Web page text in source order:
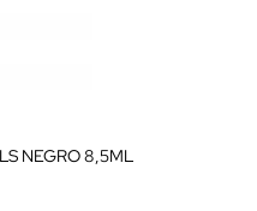
NEGRO 8,5ML